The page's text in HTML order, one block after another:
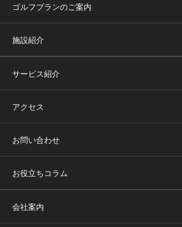
ゴルフプランのご案内
施設紹介
サービス紹介
アクセス
お問い合わせ
お役立ちコラム
会社案内